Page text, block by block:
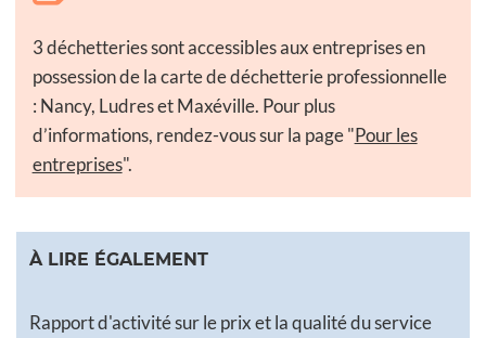
3 déchetteries sont accessibles aux entreprises en
possession de la carte de déchetterie professionnelle
: Nancy, Ludres et Maxéville. Pour plus
d’informations, rendez-vous sur la page "Pour les
entreprises".
À LIRE ÉGALEMENT
Rapport d'activité sur le prix et la qualité du service